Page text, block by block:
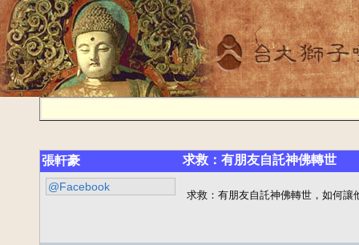
張軒豪 求救：有朋友自託神佛轉世
@Facebook
求救：有朋友自託神佛轉世，如何讓